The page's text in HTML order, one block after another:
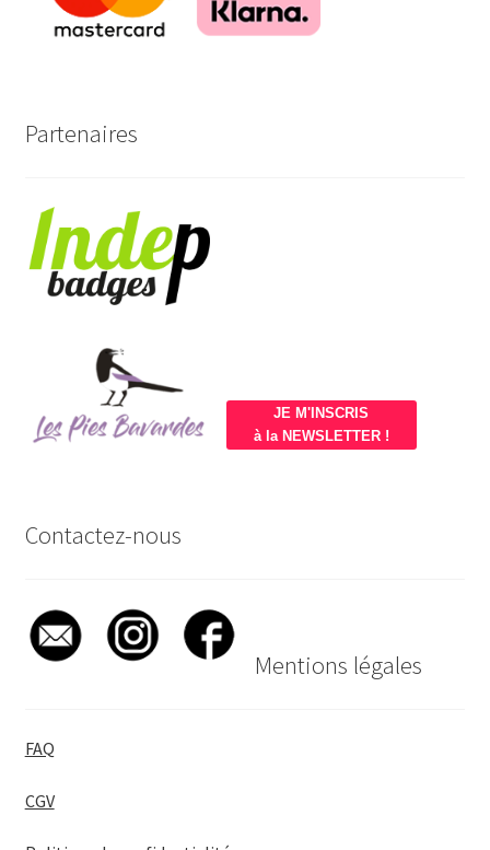
Partenaires
JE M'INSCRIS
à la NEWSLETTER !
Contactez-nous
Mentions légales
FAQ
CGV